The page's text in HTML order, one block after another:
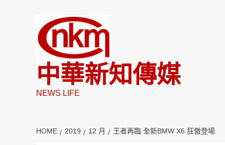
中華新知傳媒
NEWS LIFE
HOME 2019 12 月 王者再臨 全新BMW X6 狂傲登場